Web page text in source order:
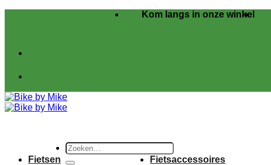
Kom langs in onze winkel
Zoeken
naar:
Fietsen
Fietsaccessoires